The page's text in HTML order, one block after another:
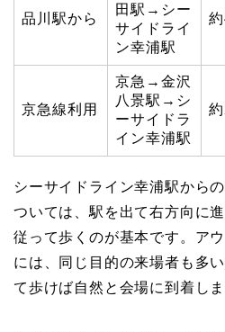
品川駅から
田駅→シー
サイドライ
ン幸浦駅
京急線利用
京急→金沢
八景駅→シ
ーサイドラ
イン幸浦駅
シーサイドライン幸浦駅から
ついては、駅を出て右方向に
従って歩くのが基本です。ア
には、同じ目的の来場者も多
て歩けば自然と会場に到着しま